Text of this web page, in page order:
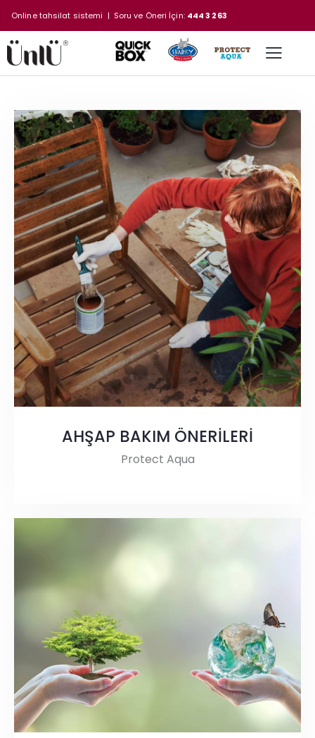
Online tahsilat sistemi | Soru ve Öneri İçin: 444 3 263
AHŞAP BAKIM ÖNERİLERİ
Protect Aqua